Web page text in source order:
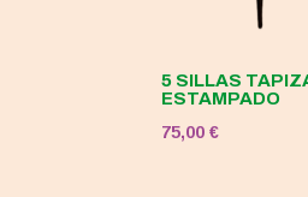
5 SILLAS
ESTAMPADO
75,00€